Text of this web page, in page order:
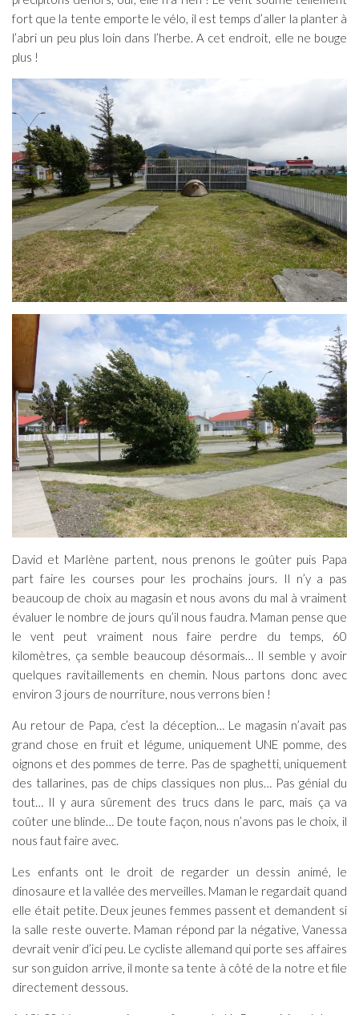
fort que la tente emporte le vélo, il est temps d’aller la planter à
l’abri un peu plus loin dans l’herbe. A cet endroit, elle ne bouge
plus !
David et Marlène partent, nous prenons le goûter puis Papa
part faire les courses pour les prochains jours. Il n’y a pas
beaucoup de choix au magasin et nous avons du mal à vraiment
évaluer le nombre de jours qu’il nous faudra. Maman pense que
le vent peut vraiment nous faire perdre du temps, 60
kilomètres, ça semble beaucoup désormais… Il semble y avoir
quelques ravitaillements en chemin. Nous partons donc avec
environ 3 jours de nourriture, nous verrons bien !
Au retour de Papa, c’est la déception… Le magasin n’avait pas
grand chose en fruit et légume, uniquement UNE pomme, des
oignons et des pommes de terre. Pas de spaghetti, uniquement
des tallarines, pas de chips classiques non plus… Pas génial du
tout… Il y aura sûrement des trucs dans le parc, mais ça va
coûter une blinde… De toute façon, nous n’avons pas le choix, il
nous faut faire avec.
Les enfants ont le droit de regarder un dessin animé, le
dinosaure et la vallée des merveilles. Maman le regardait quand
elle était petite. Deux jeunes femmes passent et demandent si
la salle reste ouverte. Maman répond par la négative, Vanessa
devrait venir d’ici peu. Le cycliste allemand qui porte ses affaires
sur son guidon arrive, il monte sa tente à côté de la notre et file
directement dessous.